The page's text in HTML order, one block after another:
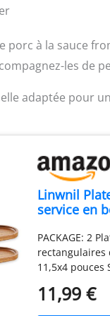
porc à la sauce
les de
adaptée pour
Linwnil
service en
pour
fromage,
de service
desserts,
fruits,
PACKAGE: 2
rectangulaires
11,5x4
avec 100 %
11,99 €